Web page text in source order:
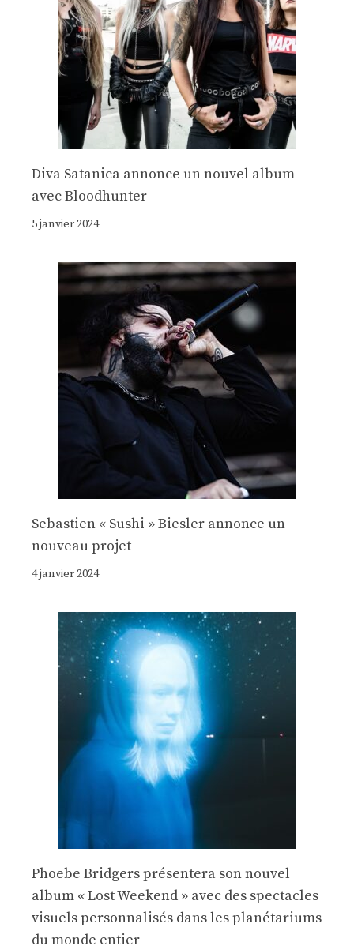
Diva Satanica annonce un nouvel album
avec Bloodhunter
5 janvier 2024
Sebastien « Sushi » Biesler annonce un
nouveau projet
4 janvier 2024
Phoebe Bridgers présentera son nouvel
album « Lost Weekend » avec des spectacles
visuels personnalisés dans les planétariums
du monde entier